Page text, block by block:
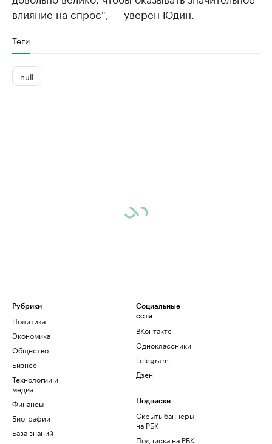
влияние на спрос", — уверен Юдин.
Теги
null
Рубрики
Политика
Экономика
Общество
Бизнес
Технологии и
медиа
Финансы
Биографии
База знаний
Социальные
сети
ВКонтакте
Одноклассники
Telegram
Дзен
Подписки
Скрыть баннеры
на РБК
Подписка на РБК